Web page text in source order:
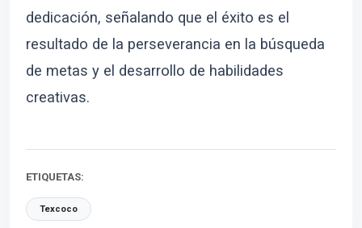
dedicación, señalando que el éxito es el
resultado de la perseverancia en la búsqueda
de metas y el desarrollo de habilidades
creativas.
ETIQUETAS:
Texcoco